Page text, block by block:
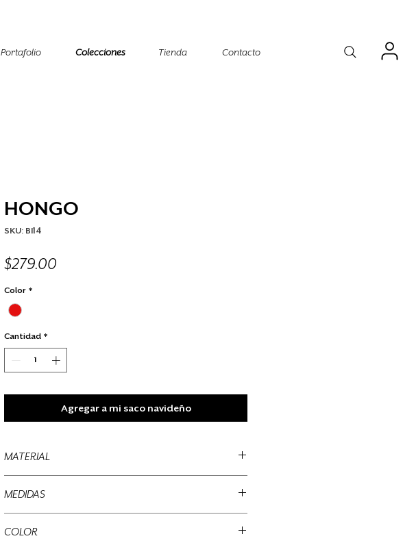
Portafolio Colecciones Tienda Contacto
HONGO
SKU: BI14
$279.00
Color *
Cantidad *
Agregar a mi saco navideño
MATERIAL
MEDIDAS
COLOR